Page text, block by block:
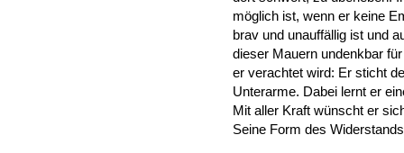
möglich ist, wenn er keine
brav und unauffällig ist und
dieser Mauern undenkbar
er verachtet wird: Er sticht
Unterarme. Dabei lernt er
Mit aller Kraft wünscht er
Seine Form des